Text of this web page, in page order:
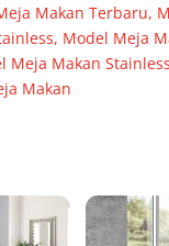
Makan Terbaru,
, Model Meja
Meja Makan Stainless
Makan